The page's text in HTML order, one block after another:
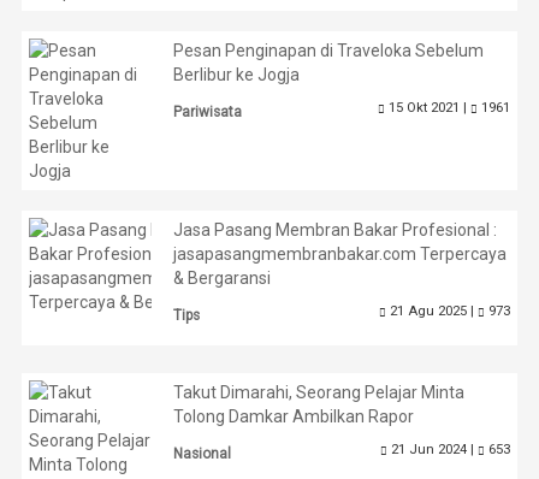
Pesan Penginapan di Traveloka Sebelum
Berlibur ke Jogja
Pariwisata 15 Okt 2021 | 1961
Jasa Pasang Membran Bakar Profesional :
jasapasangmembranbakar.com Terpercaya
& Bergaransi
Tips 21 Agu 2025 | 973
Takut Dimarahi, Seorang Pelajar Minta
Tolong Damkar Ambilkan Rapor
Nasional 21 Jun 2024 | 653